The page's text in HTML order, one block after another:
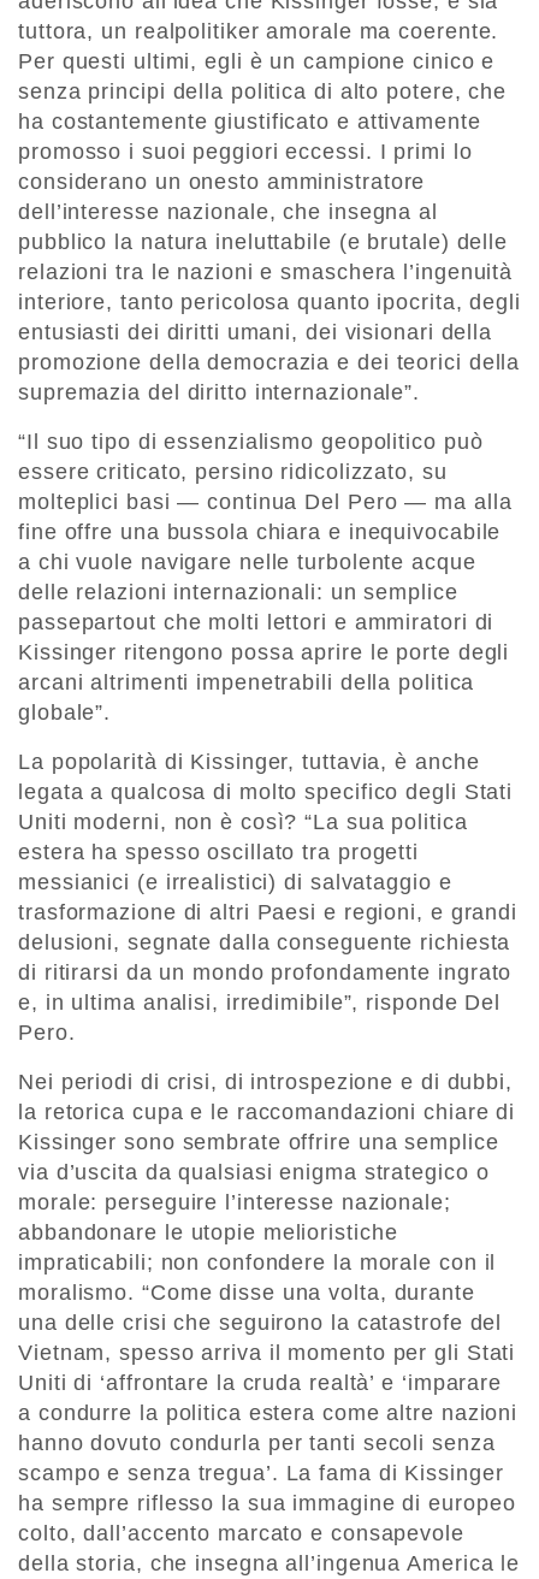
tuttora, un realpolitiker amorale ma coerente.
Per questi ultimi, egli è un campione cinico e
senza principi della politica di alto potere, che
ha costantemente giustificato e attivamente
promosso i suoi peggiori eccessi. I primi lo
considerano un onesto amministratore
dell’interesse nazionale, che insegna al
pubblico la natura ineluttabile (e brutale) delle
relazioni tra le nazioni e smaschera l’ingenuità
interiore, tanto pericolosa quanto ipocrita, degli
entusiasti dei diritti umani, dei visionari della
promozione della democrazia e dei teorici della
supremazia del diritto internazionale”.
“Il suo tipo di essenzialismo geopolitico può
essere criticato, persino ridicolizzato, su
molteplici basi — continua Del Pero — ma alla
fine offre una bussola chiara e inequivocabile
a chi vuole navigare nelle turbolente acque
delle relazioni internazionali: un semplice
passepartout che molti lettori e ammiratori di
Kissinger ritengono possa aprire le porte degli
arcani altrimenti impenetrabili della politica
globale”.
La popolarità di Kissinger, tuttavia, è anche
legata a qualcosa di molto specifico degli Stati
Uniti moderni, non è così? “La sua politica
estera ha spesso oscillato tra progetti
messianici (e irrealistici) di salvataggio e
trasformazione di altri Paesi e regioni, e grandi
delusioni, segnate dalla conseguente richiesta
di ritirarsi da un mondo profondamente ingrato
e, in ultima analisi, irredimibile”, risponde Del
Pero.
Nei periodi di crisi, di introspezione e di dubbi,
la retorica cupa e le raccomandazioni chiare di
Kissinger sono sembrate offrire una semplice
via d’uscita da qualsiasi enigma strategico o
morale: perseguire l’interesse nazionale;
abbandonare le utopie melioristiche
impraticabili; non confondere la morale con il
moralismo. “Come disse una volta, durante
una delle crisi che seguirono la catastrofe del
Vietnam, spesso arriva il momento per gli Stati
Uniti di ‘affrontare la cruda realtà’ e ‘imparare
a condurre la politica estera come altre nazioni
hanno dovuto condurla per tanti secoli senza
scampo e senza tregua’. La fama di Kissinger
ha sempre riflesso la sua immagine di europeo
colto, dall’accento marcato e consapevole
della storia, che insegna all’ingenua America le